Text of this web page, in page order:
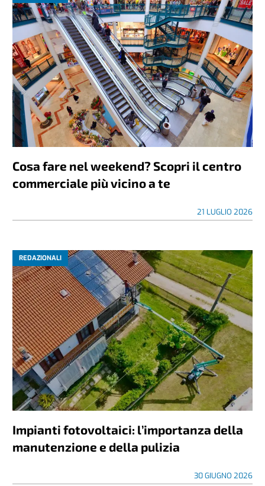
Cosa fare nel weekend? Scopri il centro
commerciale più vicino a te
21 LUGLIO 2026
REDAZIONALI
Impianti fotovoltaici: l’importanza della
manutenzione e della pulizia
30 GIUGNO 2026